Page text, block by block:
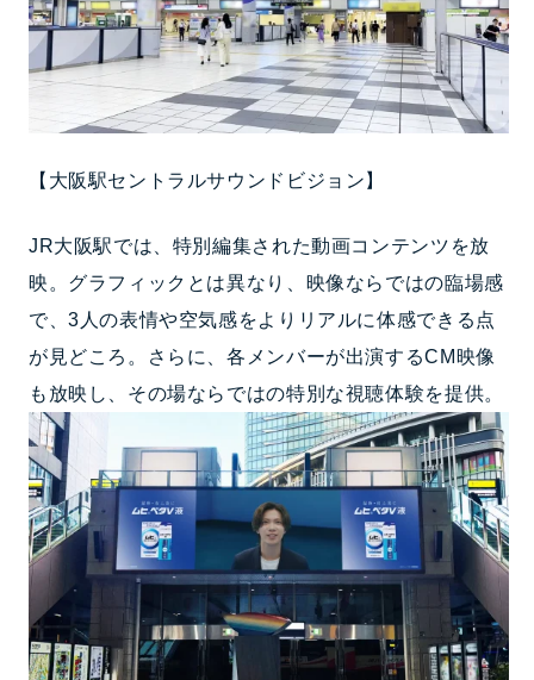
【大阪駅セントラルサウンドビジョン】
JR大阪駅では、特別編集された動画コンテンツを放
映。グラフィックとは異なり、映像ならではの臨場感
で、3人の表情や空気感をよりリアルに体感できる点
が見どころ。さらに、各メンバーが出演するCM映像
も放映し、その場ならではの特別な視聴体験を提供。